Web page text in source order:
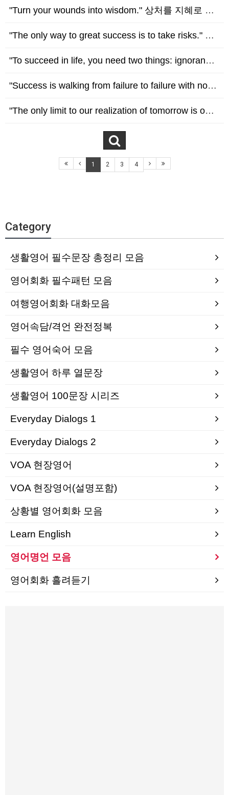
"Turn your wounds into wisdom." 상처를 지혜로 바꿔야 한다. - Oprah Winfrey (오프라 윈프리)
"The only way to great success is to take risks." 큰 성공을 거두는 유일한 방법은 위험을 감수하는 것이다. - Helen Keller (헬렌…
"To succeed in life, you need two things: ignorance and confidence." 인생에서 성공하기 위해 필요한 것은 두 가지, 무지와 자…
"Success is walking from failure to failure with no loss of enthusiasm." 성공은 열정을 잃지 않고 실패에서 실패로 걸어가는…
"The only limit to our realization of tomorrow is our doubts of today." 내일 우리의 실현을 제한하는 것은 오늘의 의심뿐이다…
1 2 3 4
Category
생활영어 필수문장 총정리 모음
영어회화 필수패턴 모음
여행영어회화 대화모음
영어속담/격언 완전정복
필수 영어숙어 모음
생활영어 하루 열문장
생활영어 100문장 시리즈
Everyday Dialogs 1
Everyday Dialogs 2
VOA 현장영어
VOA 현장영어(설명포함)
상황별 영어회화 모음
Learn English
영어명언 모음
영어회화 흘려듣기